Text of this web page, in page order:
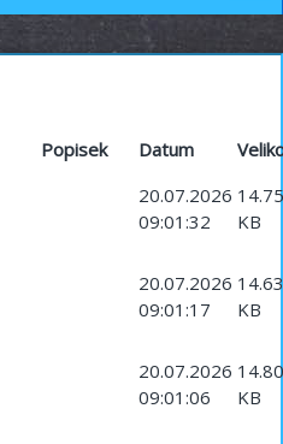
Popisek Datum
20.07.2026
09:01:32
KB
20.07.2026
09:01:17
KB
20.07.2026
09:01:06
KB